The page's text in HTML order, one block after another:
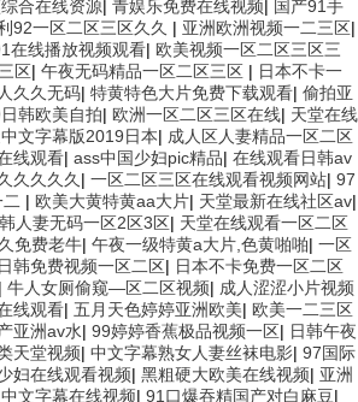
合在线资源| 青娱乐免费在线视频| 国产91手
92一区二区三区久久 | 亚洲欧洲视频一二三区|
在线播放视频观看| 欧美视频一区二区三区三
区| 午夜无码精品一区二区三区 | 日本不卡一
久久无码| 特黄特色大片免费下载观看| 偷拍亚
韩欧美自拍| 欧洲一区二区三区在线| 天堂在线
文字幕版2019日本| 成人区人妻精品一区二区
线观看| ass中国少妇pic精品| 在线观看日韩av
久久久久 | 一区二区三区在线观看视频网站| 97
| 欧美大黄特黄aa大片| 天堂最新在线社区av|
人妻无码一区2区3区| 天堂在线观看一区二区
免费老牛| 午夜一级特黄a大片,色黄啪啪| 一区
日韩免费视频一区二区| 日本不卡免费一区二区
| 牛人女厕偷窥—区二区视频| 成人涩涩小片视频
线观看| 五月天色婷婷亚洲欧美| 欧美一二三区
亚洲av水| 99婷婷香蕉极品视频一区| 日韩午夜
天堂视频| 中文字幕熟女人妻丝袜电影| 97国际
妇在线观看视频| 黑粗硬大欧美在线视频| 亚洲
文字幕在线视频| 91口爆吞精国产对白麻豆|